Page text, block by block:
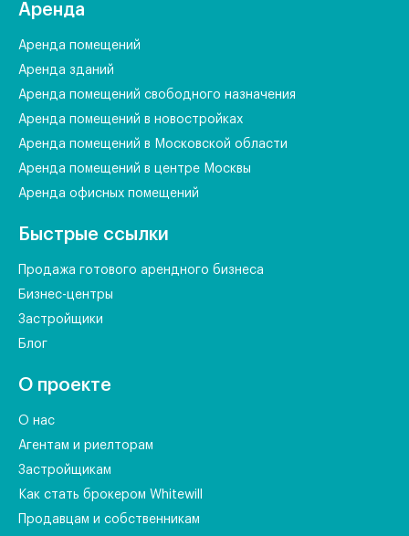
Аренда
Аренда помещений
Аренда зданий
Аренда помещений свободного назначения
Аренда помещений в новостройках
Аренда помещений в Московской области
Аренда помещений в центре Москвы
Аренда офисных помещений
Быстрые ссылки
Продажа готового арендного бизнеса
Бизнес-центры
Застройщики
Блог
О проекте
О нас
Агентам и риелторам
Застройщикам
Как стать брокером Whitewill
Продавцам и собственникам